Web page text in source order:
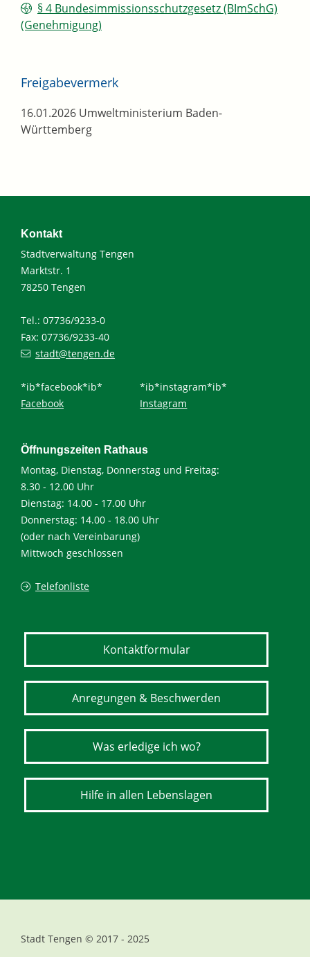
§ 4 Bundesimmissionsschutzgesetz (BImSchG)
(Genehmigung)
Freigabevermerk
16.01.2026 Umweltministerium Baden-
Württemberg
Kontakt
Stadtverwaltung Tengen
Marktstr. 1
78250 Tengen
Tel.: 07736/9233-0
Fax: 07736/9233-40
stadt@tengen.de
*ib*facebook*ib*
Facebook
*ib*instagram*ib*
Instagram
Öffnungszeiten Rathaus
Montag, Dienstag, Donnerstag und Freitag:
8.30 - 12.00 Uhr
Dienstag: 14.00 - 17.00 Uhr
Donnerstag: 14.00 - 18.00 Uhr
(oder nach Vereinbarung)
Mittwoch geschlossen
Telefonliste
Kontaktformular
Anregungen & Beschwerden
Was erledige ich wo?
Hilfe in allen Lebenslagen
Stadt Tengen © 2017 - 2025